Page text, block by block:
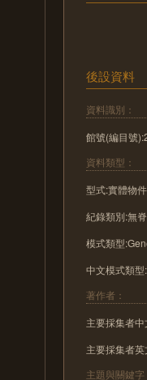
後設資料
資料識別：
館號(編目號
資料類型：
型式:實體物
紀錄類別:無
模式類型
中文模式類型
著作者：
主要採集者
主要採集者
主題與關鍵字